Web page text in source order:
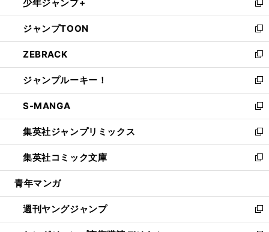
で
開
く
ド
ウ
で
開
く
ィ
ン
ド
ウ
で
開
く
い
ウ
ィ
ン
ド
ウ
で
開
く
少年ジャンプ+
新
し
い
ウ
ィ
ン
ド
ウ
で
開
く
ジャンプTOON
新
し
い
ウ
ィ
ン
ド
ウ
で
開
く
ZEBRACK
新
し
い
ウ
ィ
ン
ド
ウ
で
開
ジャンプルーキー！
新
し
い
ウ
ィ
ン
ド
ウ
開
く
S-MANGA
新
し
い
ウ
ィ
ン
ウ
で
開
集英社ジャンプリミックス
新
し
い
ウ
ン
ド
ウ
集英社コミック文庫
新
し
ウ
ィ
ン
青年マンガ
週刊ヤングジャンプ
新
し